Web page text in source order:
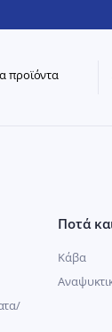
προϊόντα
Ποτά
Κάβα